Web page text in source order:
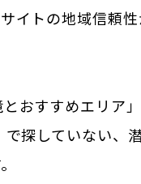
イトの地域信頼
おすすめエリア
探していない、